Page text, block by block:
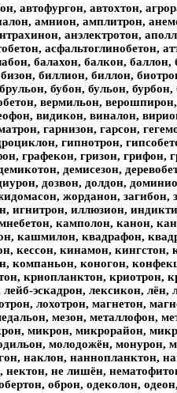
автофургон, автохтон,
амнион, амплитрон,
анэлектротон,
асфальтоглинобетон,
балахон, балкон,
биллион, биллон,
бубон, бульон, бурбон,
вермильон,
видикон, виналон,
гарнизон, гарсон,
гипнотрон,
графекон, гризон, грифон,
демисезон,
дозвон, долдон,
жорданон, загибон,
игнитрон, иллюзион,
камполон, канон,
кашмилон, квадрафон,
кессон, кинамон, кингстон,
компаньон, коногон,
криопланктон, криотрон,
эскадрон, лексикон, лён,
лохотрон, магнетон,
мезон, металлофон,
микрон, микрорайон,
молодожён, монурон,
наклон, наннопланктон,
не лишён,
оброн, одеколон,